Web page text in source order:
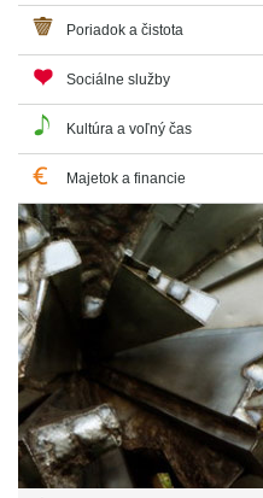
Poriadok a čistota
Sociálne služby
Kultúra a voľný čas
Majetok a financie